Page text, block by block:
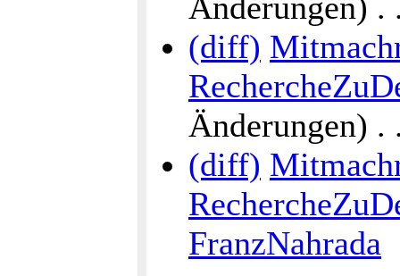
(diff)
Änderungen)
(diff)
FranzNahrada